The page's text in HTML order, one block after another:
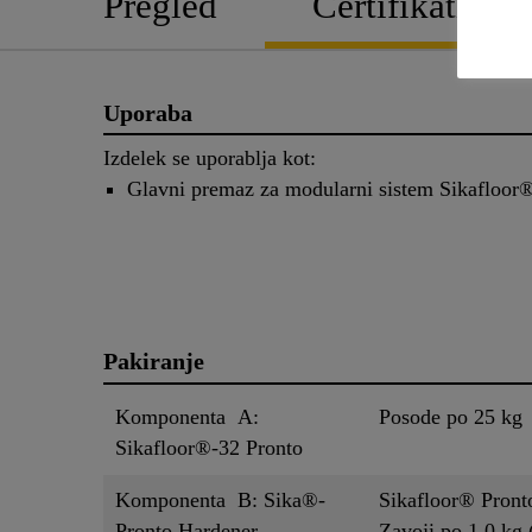
Uporaba
Izdelek se uporablja kot:
Glavni premaz za modularni sistem
Pakiranje
Komponenta A:
Sikafloor®-32 Pronto
Posode po 25 kg
Komponenta B: Sika®-
Sikafloor®